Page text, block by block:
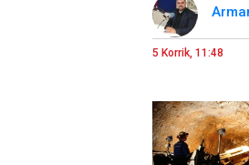
5 Korrik, 11:48